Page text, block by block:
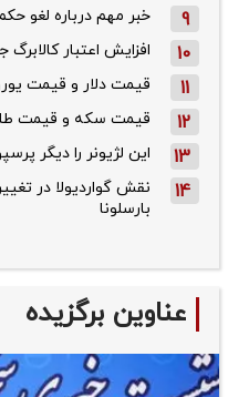
9 خبر مهم درباره لغو
10 افزایش اعتبار
11 قیمت دلار و قیمت یورو امروز شنبه
12 قیمت سکه و قیمت طلا امروز شنبه
13 این لژیونر را دیگر
14
نقش گواردیولا در
بارسلونا
عناوین برگزیده